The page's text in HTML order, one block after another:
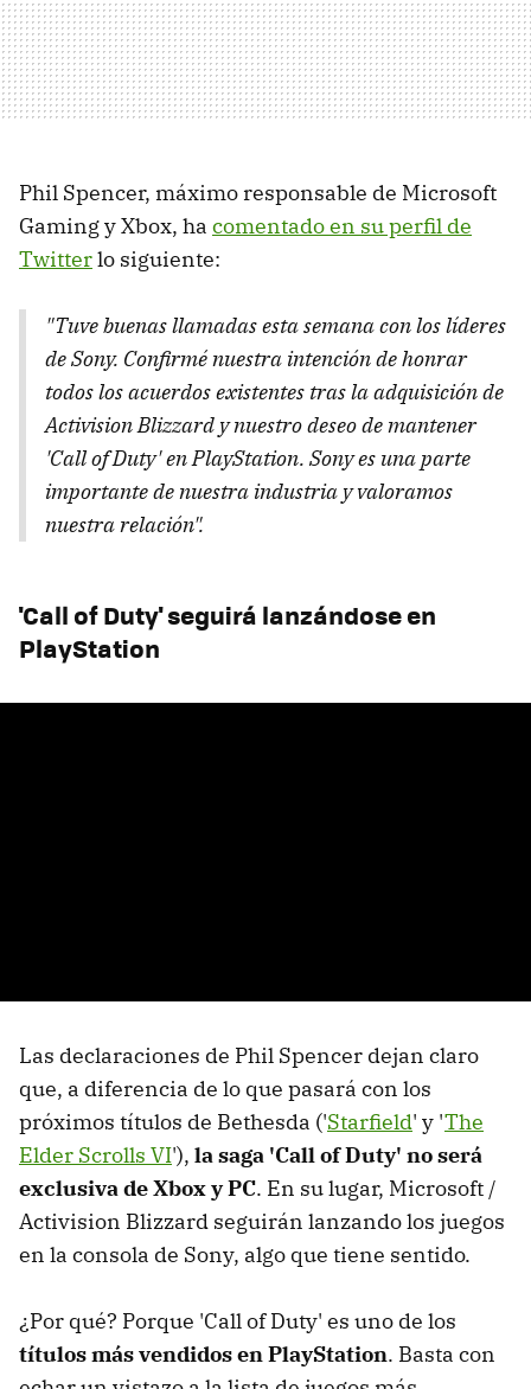
Phil Spencer, máximo responsable de Microsoft
Gaming y Xbox, ha comentado en su perfil de
Twitterlo siguiente:
"Tuve buenas llamadas esta semana con los líderes
de Sony. Confirmé nuestra intención de honrar
todos los acuerdos existentes tras la adquisición de
Activision Blizzard y nuestro deseo de mantener
'Call of Duty' en PlayStation. Sony es una parte
importante de nuestra industria y valoramos
nuestra relación".
'Call of Duty' seguirá lanzándose en
PlayStation
Las declaraciones de Phil Spencer dejan claro
que, a diferencia de lo que pasará con los
próximos títulos de Bethesda ('Starfield' y 'The
Elder Scrolls VI'), la saga 'Call of Duty' no será
exclusiva de Xbox y PC. En su lugar, Microsoft /
Activision Blizzard seguirán lanzando los juegos
en la consola de Sony, algo que tiene sentido.
¿Por qué? Porque 'Call of Duty' es uno de los
títulos más vendidos en PlayStation. Basta con